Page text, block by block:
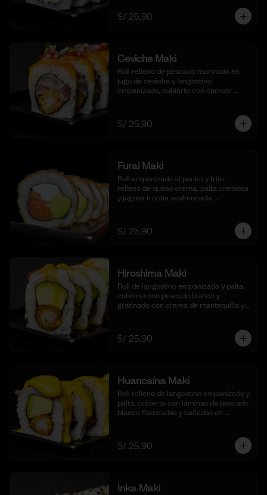
salsa shoyu. (10 cortes).
S/ 25.90
Ceviche Maki
Roll relleno de pescado marinado en
jugo de ceviche y langostino
empanizado, cubierto con camote
S/ 25.90
Furai Maki
Roll empanizado al panko y frito,
relleno de queso crema, palta cremosa
y jugosa trucha asalmonada.
S/ 25.90
Hiroshima Maki
Roll de langostino empanizado y palta,
cubierto con pescado blanco y
gratinado con crema de mantequilla y
shoyu. (10 cortes).
S/ 25.90
Huancaína Maki
Roll relleno de langostino empanizado y
palta, cubierto con láminas de pescado
blanco flameadas y bañadas en
(10 cortes)
S/ 25.90
Inka Maki